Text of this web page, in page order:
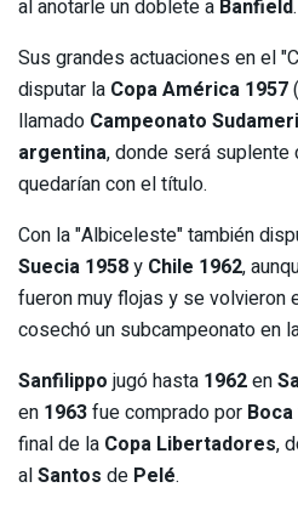
al anotarle un doblete a Banfield.
Sus grandes actuaciones en el
disputar la Copa América 1957
llamado Campeonato
argentina, donde será suplente
quedarían con el título.
Con la "Albiceleste" también
Suecia 1958y Chile 1962,
fueron muy flojas y se volvieron
cosechó un subcampeonato en
Sanfilippojugó hasta 1962en
en 1963fue comprado por Boca
final de la Copa Libertadores,
alSantos de Pelé.